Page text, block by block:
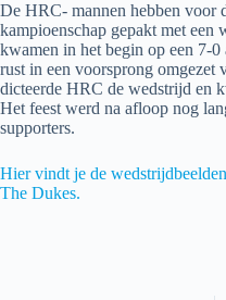
De HRC- mannen hebben voor
kampioenschap gepakt met een
kwamen in het begin op een 7-
rust in een voorsprong
dicteerde HRC de wedstrijd en
Het feest werd na afloop nog
supporters.
Hier vindt je de
The Dukes.